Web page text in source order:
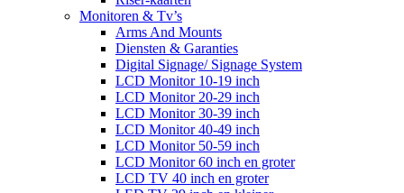
Monitoren & Tv’s
Arms And Mounts
Diensten & Garanties
Digital Signage/ Signage System
LCD Monitor 10-19 inch
LCD Monitor 20-29 inch
LCD Monitor 30-39 inch
LCD Monitor 40-49 inch
LCD Monitor 50-59 inch
LCD Monitor 60 inch en groter
LCD TV 40 inch en groter